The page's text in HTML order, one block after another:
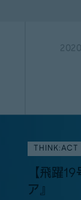
THINK:ACT
【飛躍
ア』